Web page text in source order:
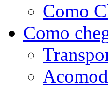
Como
Como